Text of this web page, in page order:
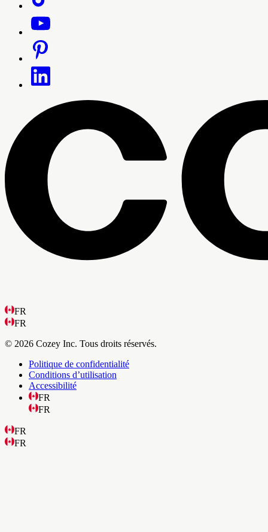
FR
FR
© 2026 Cozey Inc. Tous droits réservés.
Politique de confidentialité
Conditions d’utilisation
Accessibilité
FR
FR
FR
FR